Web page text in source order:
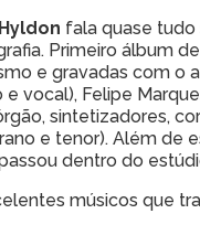
Hyldon fala quase
Primeiro álbum
e gravadas com o
e vocal), Felipe
sintetizadores,
e tenor). Além de
dentro do
músicos que